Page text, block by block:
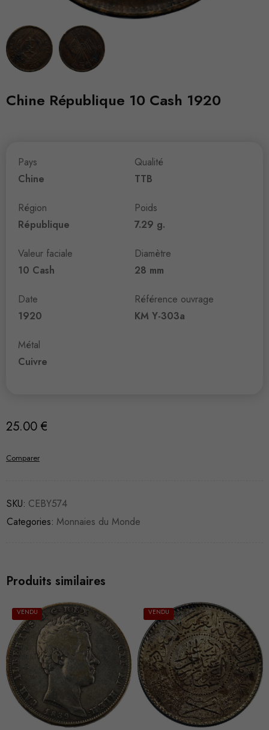
Chine République 10 Cash 1920
Pays
Chine
Région
République
Valeur faciale
10 Cash
Date
1920
Métal
Cuivre
Qualité
TTB
Poids
7.29 g.
Diamètre
28 mm
Référence ouvrage
KM Y-303a
25.00 €
Comparer
SKU: CEBY574
Categories: Monnaies du Monde
Produits similaires
VENDU VENDU